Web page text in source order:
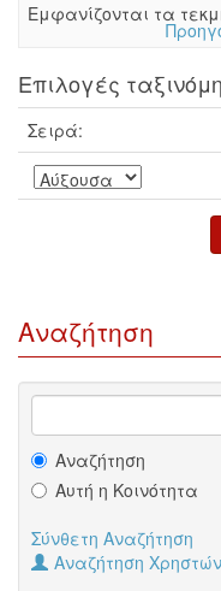
Eμφανίζονται τα
Επιλογές
Σειρά:
Αναζήτηση
Αναζήτηση
Αυτή η Κοινότητα
Σύνθετη Αναζήτηση
Αναζήτηση Χρηστών